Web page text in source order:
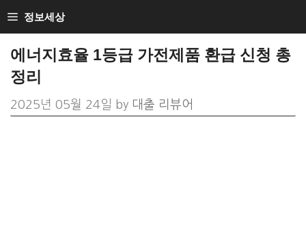
Skip
to
content
정보세상
에너지효율 1등급 가전제품 환급 신청 총
정리
2025년 05월 24일 by 대출 리뷰어